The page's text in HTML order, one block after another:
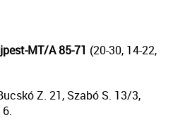
MT/A 85-71 (20-30, 14-22,
Z. 21, Szabó S. 13/3,